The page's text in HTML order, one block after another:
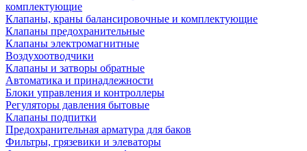
комплектующие
Клапаны, краны балансировочные и комплектующие
Клапаны предохранительные
Клапаны электромагнитные
Воздухоотводчики
Клапаны и затворы обратные
Автоматика и принадлежности
Блоки управления и контроллеры
Регуляторы давления бытовые
Клапаны подпитки
Предохранительная арматура для баков
Фильтры, грязевики и элеваторы